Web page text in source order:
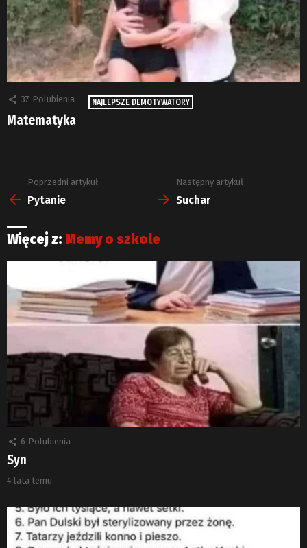
37 Polubienia NAJLEPSZE DEMOTYWATORY
Matematyka
Zobacz
więcej
Poprzedni artykuł
Pytanie
Następny artykuł
Suchar
Więcej z: Memy o szkole
6 Polubienia
Syn
4 lata temu